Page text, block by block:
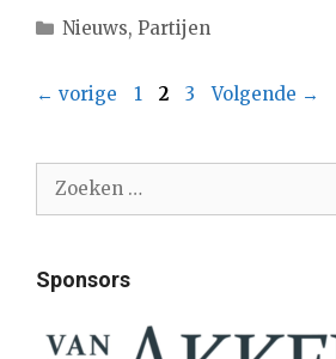
Categorieën
Nieuws, Partijen
← vorige Pagina
1 Pagina
2 Pagina
3 Volgende →
naar:
Sponsors